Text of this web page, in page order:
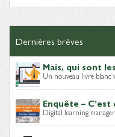
Dernières brèves
Mais, qui sont
Un nouveau livre blanc
Enquête –
Digital learning manager